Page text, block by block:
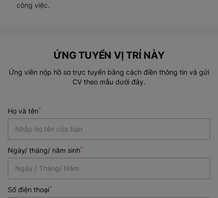
công việc.
ỨNG TUYỂN VỊ TRÍ NÀY
Ứng viên nộp hồ sơ trực tuyến bằng cách điền thông tin và gửi
CV theo mẫu dưới đây.
Họ và tên*
Ngày/ tháng/ năm sinh*
*
Số điện thoại*